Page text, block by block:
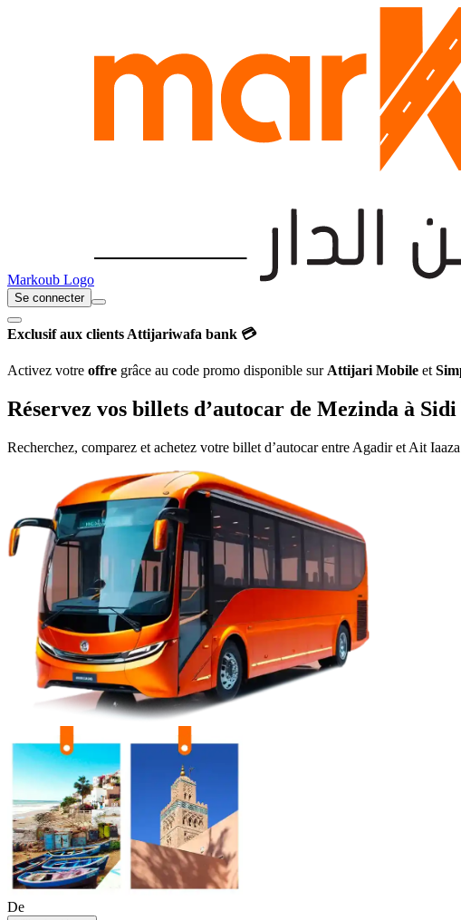
Markoub Logo
Se connecter
Exclusif aux clients Attijariwafa bank 💳
Activez votre offre grâce au code promo disponible sur Attijari Mobile et
Réservez vos billets d’autocar de Mezinda à
Recherchez, comparez et achetez votre billet d’autocar entre Agadiret Ait Iaaza
De